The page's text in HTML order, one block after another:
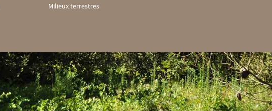
Milieux terrestres